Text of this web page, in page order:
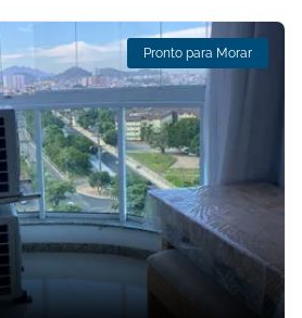
Pronto para Morar